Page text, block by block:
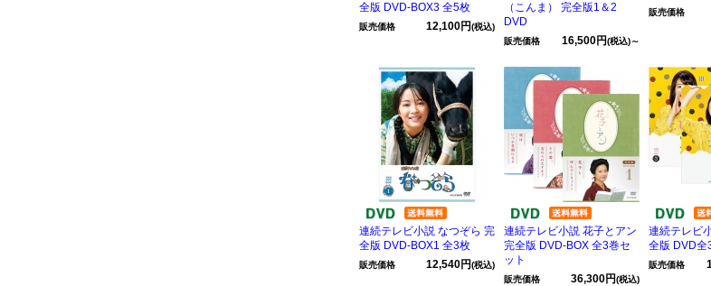
全版 DVD-BOX3 全5枚
販売価格 12,100円(税込)
（こんま） 完全版1＆2
DVD
販売価格 16,500円(税込)～
販売価格
連続テレビ小説 なつぞら 完
全版 DVD-BOX1 全3枚
販売価格 12,540円(税込)
連続テレビ小説 花子とアン
完全版 DVD-BOX 全3巻セ
ット
販売価格 36,300円(税込)
連続テレビ
全版 DVD全
販売価格